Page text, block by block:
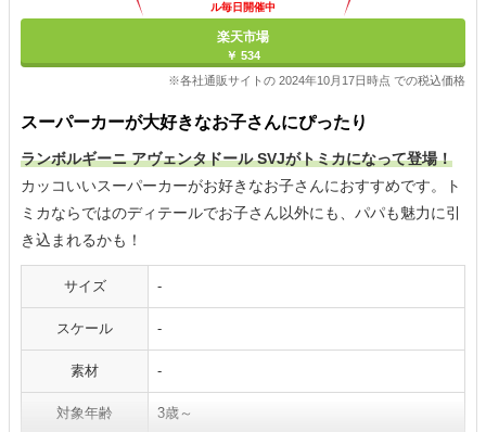
ル毎日開催中
楽天市場
￥ 534
※各社通販サイトの 2024年10月17日時点 での税込価格
スーパーカーが大好きなお子さんにぴったり
ランボルギーニ アヴェンタドール SVJがトミカになって登場！
カッコいいスーパーカーがお好きなお子さんにおすすめです。ト
ミカならではのディテールでお子さん以外にも、パパも魅力に引
き込まれるかも！
サイズ -
スケール -
素材 -
対象年齢 3歳～